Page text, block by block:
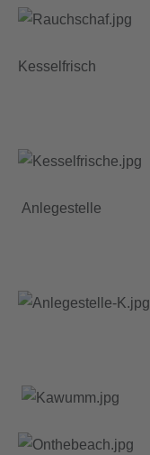
Kesselfrisch
Anlegestelle